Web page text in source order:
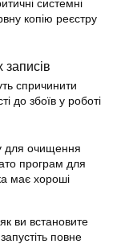
системні
копію реєстру
спричинити
до збоїв у роботі
для очищення
програм для
має хороші
ви встановите
повне